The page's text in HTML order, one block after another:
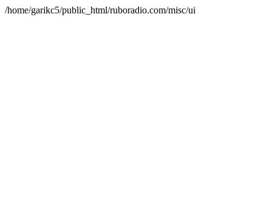
/home/garikc5/public_html/ruboradio.com/misc/ui